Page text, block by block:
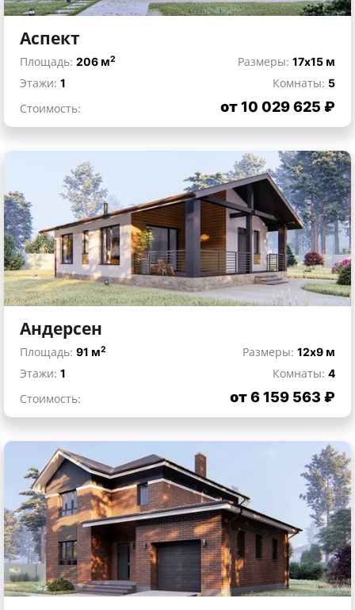
Аспект
Площадь: 206 м2 Размеры: 17x15 м
Этажи: 1 Комнаты: 5
Стоимость:
от 10 029 625 ₽
Андерсен
Площадь: 91 м2 Размеры: 12x9 м
Этажи: 1 Комнаты: 4
Стоимость:
от 6 159 563 ₽